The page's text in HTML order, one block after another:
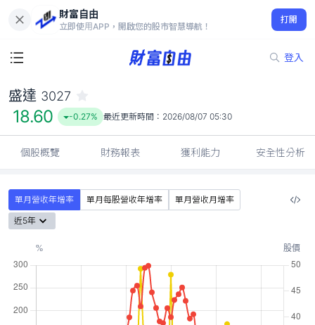
財富自由
立即使用APP，開啟您的股市智慧導航！
打開
登入
18.60
-0.27%
盛達 3027
18.60 -0.27% 最近更新時間： 2026/08/07 05:30
個股概覽 財務報表 獲利能力 安全性分析
單月營收年增率 單月每股營收年增率
單月營收月增率
近5年